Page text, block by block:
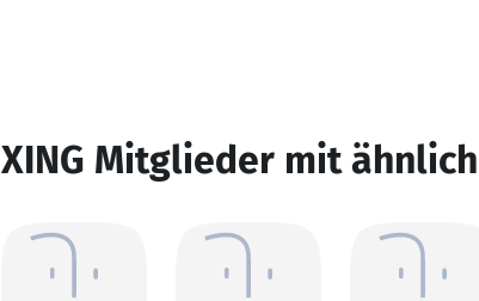
XING Mitglieder mit